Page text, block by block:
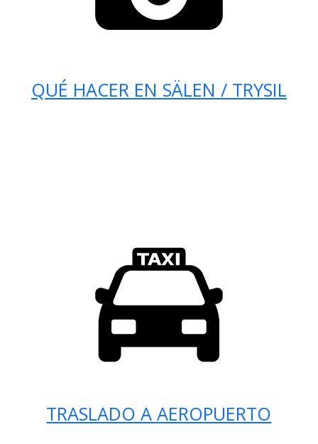
QUÉ HACER EN SÄLEN / TRYSIL
TRASLADO A AEROPUERTO